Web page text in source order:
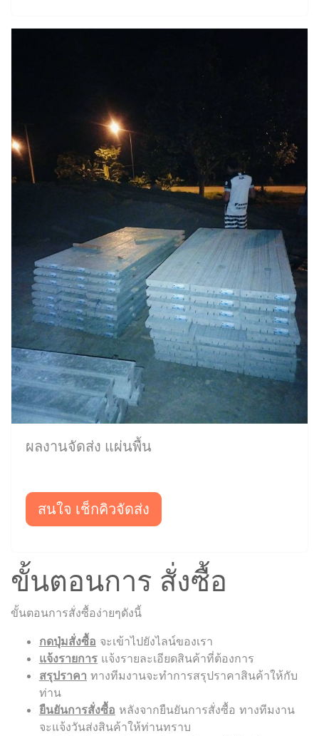
ผลงานจัดส่ง แผ่นพื้น
สนใจ เช็กคิวจัดส่ง
ขั้นตอนการ สั่งซื้อ
ขั้นตอนการสั่งซื้อง่ายๆดังนี้
กดปุ่มสั่งซื้อ จะเข้าไปยังไลน์ของเรา
แจ้งรายการ แจ้งรายละเอียดสินค้าที่ต้องการ
สรุปราคา ทางทีมงานจะทำการสรุปราคาสินค้าให้กับ
ท่าน
ยืนยันการสั่งซื้อ หลังจากยืนยันการสั่งซื้อ ทางทีมงาน
จะแจ้งวันส่งสินค้าให้ท่านทราบ